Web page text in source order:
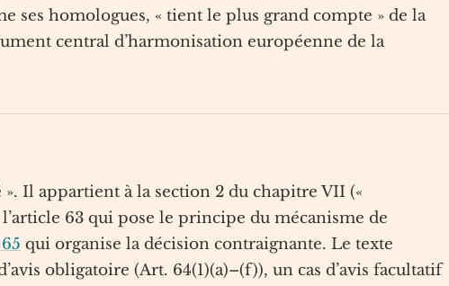
ses homologues, « tient le plus grand compte » de la
central d’harmonisation européenne de la
Il appartient à la section 2 du chapitre VII («
63 qui pose le principe du mécanisme de
qui organise la décision contraignante. Le texte
obligatoire (Art. 64(1)(a)–(f)), un cas d’avis facultatif